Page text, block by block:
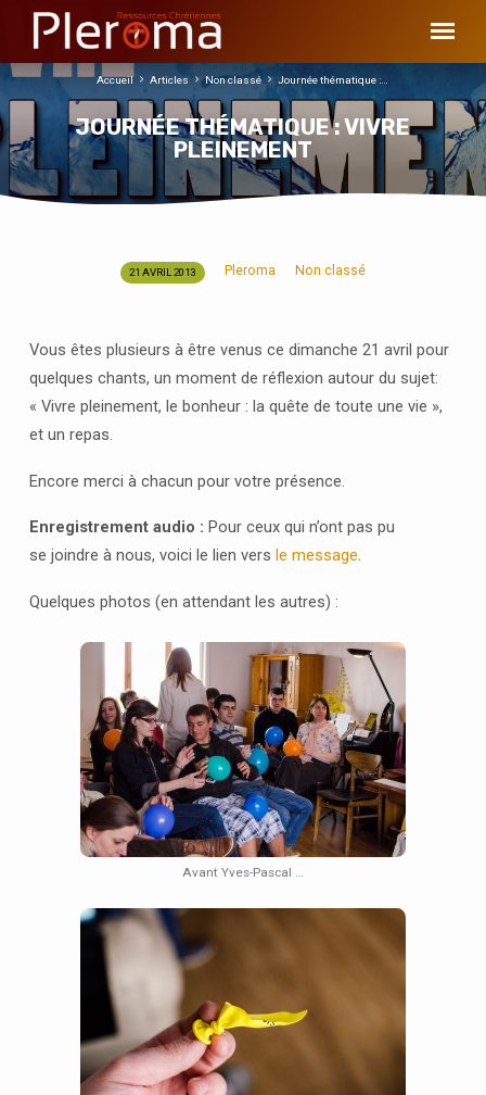
JOURNÉE THÉMATIQUE : VIVRE
PLEINEMENT
Accueil Articles Non classé Journée thématique :…
JOURNÉE
:
VIVRE
PLEINEMENT
21 AVRIL 2013 Pleroma Non classé
Vous êtes plusieurs à être venus ce dimanche 21 avril pour
quelques chants, un moment de réflexion autour du sujet:
« Vivre pleinement, le bonheur : la quête de toute une vie »,
et un repas.
Encore merci à chacun pour votre présence.
Enregistrement audio : Pour ceux qui n’ont pas pu
se joindre à nous, voici le lien vers le message.
Quelques photos (en attendant les autres) :
Avant Yves-Pascal …